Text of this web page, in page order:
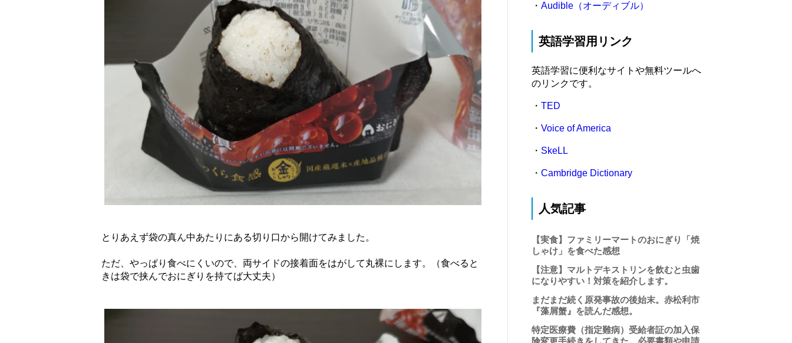
とりあえず袋の真ん中あたりにある切り口から開けてみました。
ただ、やっぱり食べにくいので、両サイドの接着面をはがして丸裸にします。（食べると
きは袋で挟んでおにぎりを持てば大丈夫）
・ Audible（オーディブル）
英語学習用リンク
英語学習に便利なサイトや無料ツールへ
のリンクです。
・ TED
・ Voice of America
・ SkeLL
・ Cambridge Dictionary
人気記事
【実食】ファミリーマートのおにぎり「焼
しゃけ」を食べた感想
【注意】マルトデキストリンを飲むと虫歯
になりやすい！対策を紹介します。
まだまだ続く原発事故の後始末。赤松利市
『藻屑蟹』を読んだ感想。
特定医療費（指定難病）受給者証の加入保
険変更手続きをしてきた。必要書類や申請